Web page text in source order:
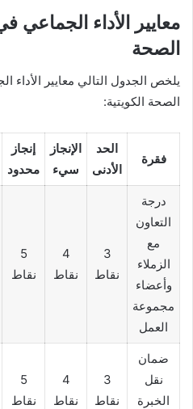
معايير الأداء الجماعي
الصحة
يلخص الجدول التالي معايير الأداء
الصحة الكويتية:
فقرة
الحد
الأدنى
الإنجاز
سيء
إنجاز
محدود
درجة
التعاون
مع
الزملاء
وأعضاء
مجموعة
العمل
3
نقاط
4
نقاط
5
نقاط
ضمان
نقل
الخبرة
3
نقاط
4
نقاط
5
نقاط